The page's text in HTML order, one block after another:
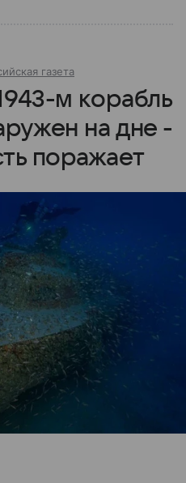
газета
м корабль
на дне -
поражает